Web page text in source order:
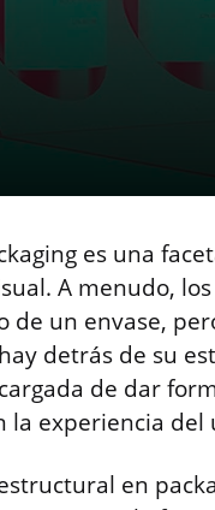
es una
A menudo,
un envase,
detrás de su
de dar
la experiencia del
en